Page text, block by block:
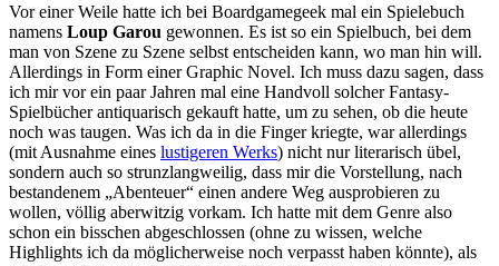
Vor einer Weile hatte ich bei Boardgamegeek mal ein Spielebuch
namens Loup Garou gewonnen. Es ist so ein Spielbuch, bei dem
man von Szene zu Szene selbst entscheiden kann, wo man hin will.
Allerdings in Form einer Graphic Novel. Ich muss dazu sagen, dass
ich mir vor ein paar Jahren mal eine Handvoll solcher Fantasy-
Spielbücher antiquarisch gekauft hatte, um zu sehen, ob die heute
noch was taugen. Was ich da in die Finger kriegte, war allerdings
(mit Ausnahme eines lustigeren Werks) nicht nur literarisch übel,
sondern auch so strunzlangweilig, dass mir die Vorstellung, nach
bestandenem „Abenteuer“ einen andere Weg ausprobieren zu
wollen, völlig aberwitzig vorkam. Ich hatte mit dem Genre also
schon ein bisschen abgeschlossen (ohne zu wissen, welche
Highlights ich da möglicherweise noch verpasst haben könnte), als